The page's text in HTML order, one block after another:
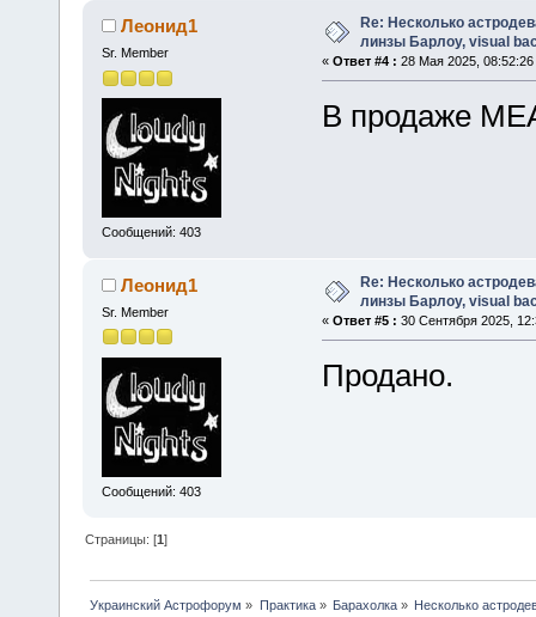
Леонид1
Sr. Member
Сообщений: 403
Re: Несколько
линзы Барлоу, visual
« Ответ #4 : 28 Мая 2025, 08:52:26
В продаже
Леонид1
Sr. Member
Сообщений: 403
Re: Несколько
линзы Барлоу, visual
« Ответ #5 : 30 Сентября 2025,
Продано.
Страницы: [1]
Украинский Астрофорум » Практика» Барахолка» Несколько